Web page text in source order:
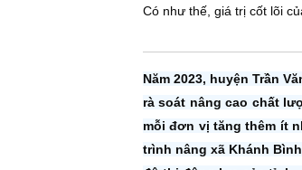
Có như thế, giá trị cốt lõi
Năm 2023, huyện Trần
rà soát nâng cao chất
mỗi đơn vị tăng thêm ít
trình nâng xã Khánh